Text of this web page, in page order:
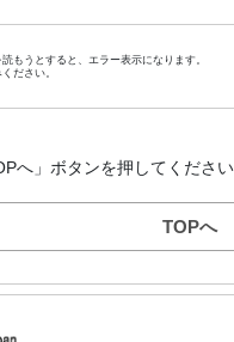
もうとすると、エラー表示になります。
ださい。
へ」ボタンを押してください
TOPへ